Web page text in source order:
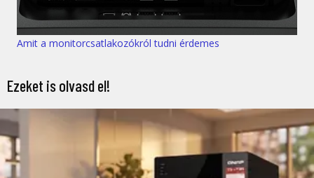
Amit a monitorcsatlakozókról tudni érdemes
Ezeket is olvasd el!